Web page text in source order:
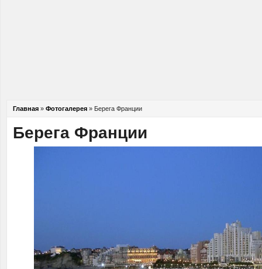
Главная » Фотогалерея » Берега Франции
Берега Франции